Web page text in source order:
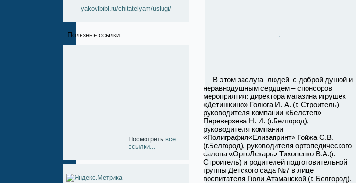
yakovlbibl.ru/chitatelyam/uslugi/
Полезные ссылки
Посмотреть все
ссылки...
В этом заслуга людей с доброй душой и
неравнодушным сердцем – спонсоров
мероприятия: директора магазина игрушек
«Детишкино» Голюга И. А. (г. Строитель),
руководителя компании «Белстеп»
Переверзева Н. И. (г.Белгород),
руководителя компании
«Полиграфия«Елизапринт» Гойжа О.В.
(г.Белгород), руководителя ортопедического
салона «ОртоЛекарь» Тихоненко В.А.(г.
Строитель) и родителей подготовительной
группы Детского сада №7 в лице
воспитателя Гюли Атаманской (г. Белгород).